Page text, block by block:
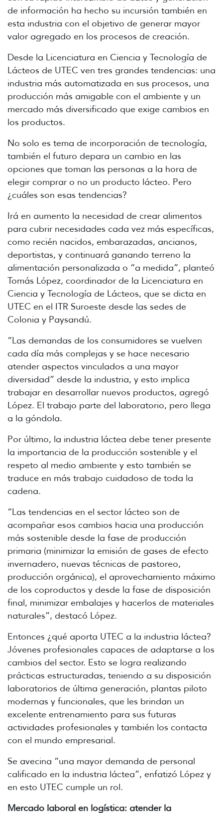
de información ha hecho su incursión también en
esta industria con el objetivo de generar mayor
valor agregado en los procesos de creación.
Desde la Licenciatura en Ciencia y Tecnología de
Lácteos de UTEC ven tres grandes tendencias: una
industria más automatizada en sus procesos, una
producción más amigable con el ambiente y un
mercado más diversificado que exige cambios en
los productos.
No solo es tema de incorporación de tecnología,
también el futuro depara un cambio en las
opciones que toman las personas a la hora de
elegir comprar o no un producto lácteo. Pero
¿cuáles son esas tendencias?
Irá en aumento la necesidad de crear alimentos
para cubrir necesidades cada vez más específicas,
como recién nacidos, embarazadas, ancianos,
deportistas, y continuará ganando terreno la
alimentación personalizada o “a medida”, planteó
Tomás López, coordinador de la Licenciatura en
Ciencia y Tecnología de Lácteos, que se dicta en
UTEC en el ITR Suroeste desde las sedes de
Colonia y Paysandú.
“Las demandas de los consumidores se vuelven
cada día más complejas y se hace necesario
atender aspectos vinculados a una mayor
diversidad” desde la industria, y esto implica
trabajar en desarrollar nuevos productos, agregó
López. El trabajo parte del laboratorio, pero llega
a la góndola.
Por último, la industria láctea debe tener presente
la importancia de la producción sostenible y el
respeto al medio ambiente y esto también se
traduce en más trabajo cuidadoso de toda la
cadena.
“Las tendencias en el sector lácteo son de
acompañar esos cambios hacia una producción
más sostenible desde la fase de producción
primaria (minimizar la emisión de gases de efecto
invernadero, nuevas técnicas de pastoreo,
producción orgánica), el aprovechamiento máximo
de los coproductos y desde la fase de disposición
final, minimizar embalajes y hacerlos de materiales
naturales”, destacó López.
Entonces ¿qué aporta UTEC a la industria láctea?
Jóvenes profesionales capaces de adaptarse a los
cambios del sector. Esto se logra realizando
prácticas estructuradas, teniendo a su disposición
laboratorios de última generación, plantas piloto
modernas y funcionales, que les brindan un
excelente entrenamiento para sus futuras
actividades profesionales y también los contacta
con el mundo empresarial.
Se avecina “una mayor demanda de personal
calificado en la industria láctea”, enfatizó López y
en esto UTEC cumple un rol.
Mercado laboral en logística: atender la